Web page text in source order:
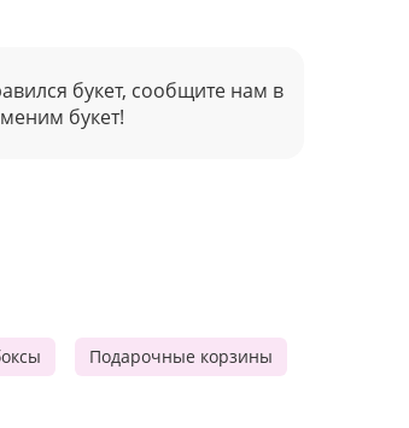
букет, сообщите нам в
букет!
Подарочные корзины